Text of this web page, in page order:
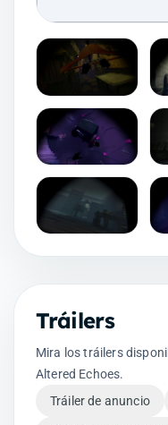
Tráilers
Mira los tráilers
Altered Echoes.
Tráiler de anuncio